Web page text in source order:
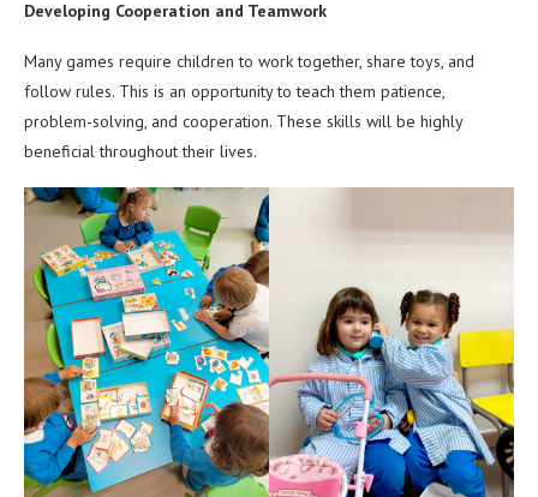
Developing Cooperation and Teamwork
Many games require children to work together, share toys, and
follow rules. This is an opportunity to teach them patience,
problem-solving, and cooperation. These skills will be highly
beneficial throughout their lives.